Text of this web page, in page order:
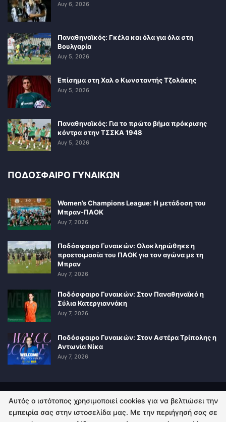
Αυγ 6, 2026
Παναθηναϊκός: Γκέλα και όλα για όλα στη
Βουλγαρία
Αυγ 5, 2026
Επίσημα στη Χαλ ο Κωνσταντής Τζολάκης
Αυγ 5, 2026
Παναθηναϊκός: Για το πρώτο βήμα πρόκρισης
κόντρα στην ΤΣΣΚΑ 1948
Αυγ 5, 2026
ΠΟΔΟΣΦΑΙΡΟ ΓΥΝΑΙΚΩΝ
Women’s Champions League: Η μετάδοση του
Μπραν-ΠΑΟΚ
Αυγ 7, 2026
Ποδόσφαιρο Γυναικών: Ολοκληρώθηκε η
προετοιμασία του ΠΑΟΚ για τον αγώνα με τη
Μπραν
Αυγ 7, 2026
Ποδόσφαιρο Γυναικών: Στον Παναθηναϊκό η
Σύλια Κατεργιαννάκη
Αυγ 7, 2026
Ποδόσφαιρο Γυναικών: Στον Αστέρα Τρίπολης η
Αντωνία Νίκα
Αυγ 7, 2026
ΠΟΛΙΤΙΚΗ ΑΠΟΡΡΗΤΟΥ ΕΠΙΚΟΙΝΩΝΙΑ
Αυτός ο ιστότοπος χρησιμοποιεί cookies για να βελτιώσει την
εμπειρία σας στην ιστοσελίδα μας. Με την περιήγησή σας σε